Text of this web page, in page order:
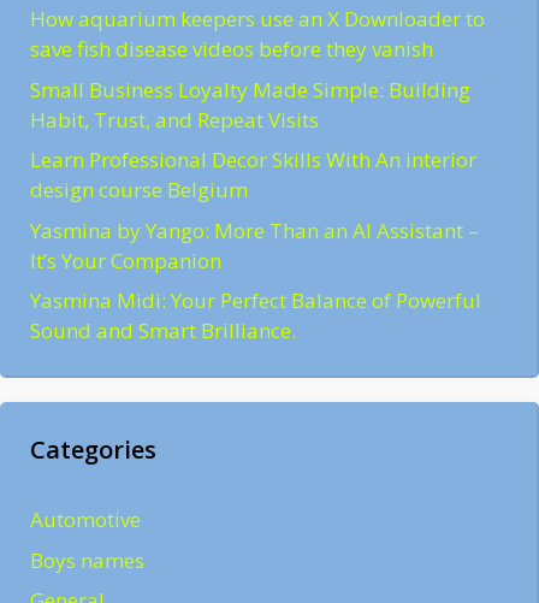
How aquarium keepers use an X Downloader to
save fish disease videos before they vanish
Small Business Loyalty Made Simple: Building
Habit, Trust, and Repeat Visits
Learn Professional Decor Skills With An interior
design course Belgium
Yasmina by Yango: More Than an AI Assistant –
It’s Your Companion
Yasmina Midi: Your Perfect Balance of Powerful
Sound and Smart Brilliance.
Categories
Automotive
Boys names